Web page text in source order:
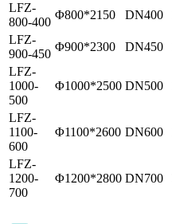
LFZ-
800-400
Φ800*2150 DN400
LFZ-
900-450
Φ900*2300 DN450
LFZ-
1000-
500
Φ1000*2500 DN500
LFZ-
1100-
600
Φ1100*2600 DN600
LFZ-
1200-
700
Φ1200*2800 DN700